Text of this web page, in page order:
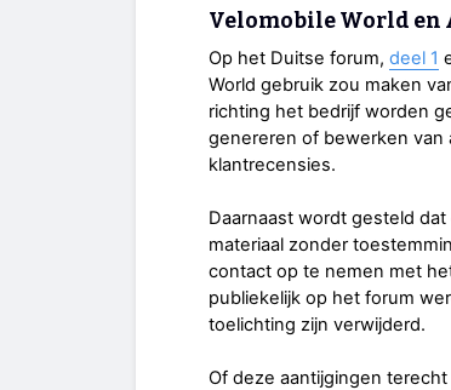
Velomobile World en
Op het Duitse forum, deel 1
World gebruik zou maken
richting het bedrijf worden
genereren of bewerken van
klantrecensies.
Daarnaast wordt gesteld
materiaal zonder
contact op te nemen met
publiekelijk op het forum
toelichting zijn verwijderd.
Of deze aantijgingen